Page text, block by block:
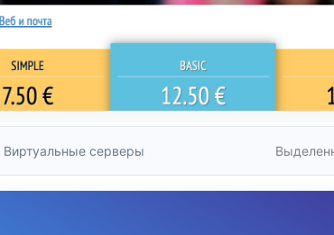
Виртуальные серверы